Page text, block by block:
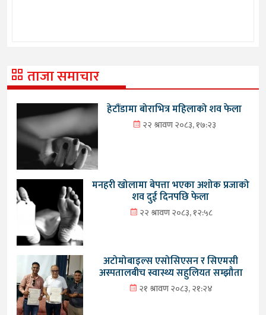
ताजा समाचार
हेटौंडामा बोराभित्र महिलाको शव फेला
२२ श्रावण २०८३, १७:२३
मनहरी खोलामा बेपत्ता भएका अशोक प्रजाको
शव दुई दिनपछि फेला
२२ श्रावण २०८३, १२:५८
अटोमोबाइल्स एसोसिएसन र सिएमसी
अस्पतालबीच स्वास्थ्य सहुलियत सम्झौता
२१ श्रावण २०८३, २१:२४